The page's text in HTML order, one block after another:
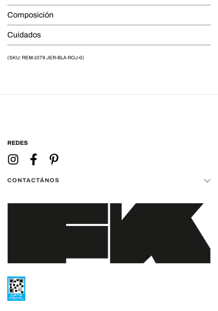
Composición
Cuidados
(SKU: REM-1079 JER-BLA ROJ-0)
REDES
CONTACTÁNOS